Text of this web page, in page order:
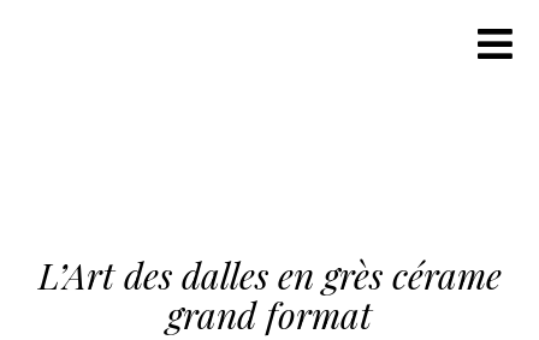
L’Art des dalles en grès cérame
grand format